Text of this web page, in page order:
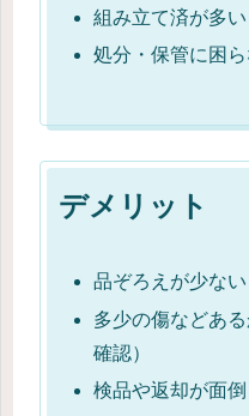
組み立て済が多い
処分・保管に困
デメリット
品ぞろえが少ない
多少の傷などあ
確認）
検品や返却が面倒